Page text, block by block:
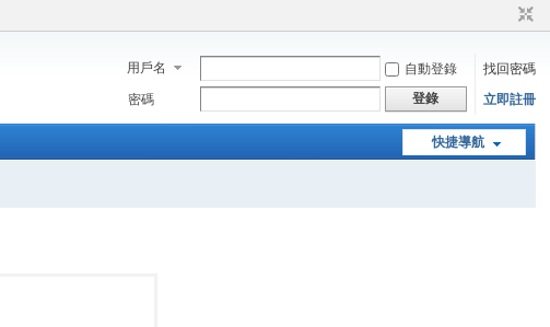
用戶名 自動登錄
找回密碼
密碼
登錄 立即註冊
快捷導航